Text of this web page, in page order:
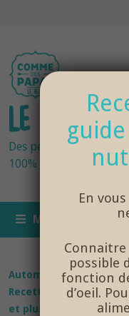
LE BLOG
Des petits pots bébés
100% bio et de
MENU
Automne /Eté/Hiver/
Recettes bébé 12 mois
et plus
Recettes
En
Connaitre
possible
fonction
d’oeil.